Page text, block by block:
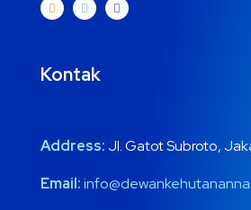
Kontak
Address: Jl. Gatot Subroto,
Email: